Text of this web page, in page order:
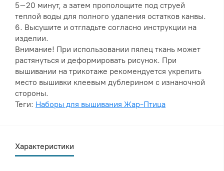
5–20 минут, а затем прополощите под струей
теплой воды для полного удаления остатков канвы.
6. Высушите и отгладьте согласно инструкции на
изделии.
Внимание! При использовании пялец ткань может
растянуться и деформировать рисунок. При
вышивании на трикотаже рекомендуется укрепить
место вышивки клеевым дублерином с изнаночной
стороны.
Теги: Наборы для вышивания Жар-Птица
Характеристики